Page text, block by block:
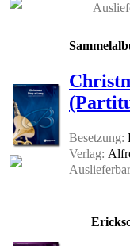
Besetzung:
Verlag: